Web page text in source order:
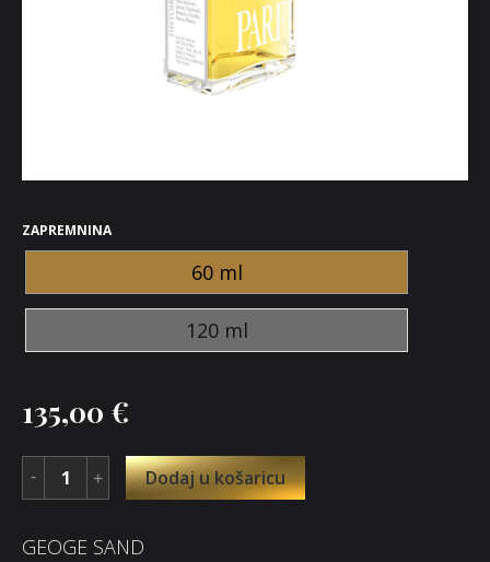
ZAPREMNINA
60 ml
120 ml
135,00 €
Dodaj u košaricu
GEOGE SAND